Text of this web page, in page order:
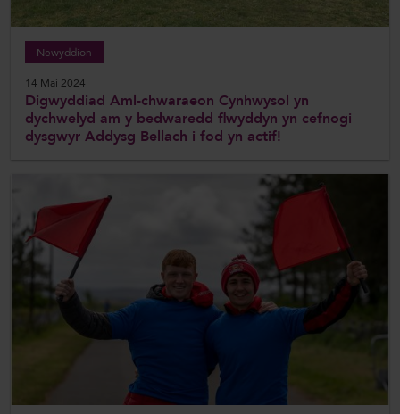
Newyddion
14 Mai 2024
Digwyddiad Aml-chwaraeon Cynhwysol yn
dychwelyd am y bedwaredd flwyddyn yn cefnogi
dysgwyr Addysg Bellach i fod yn actif!